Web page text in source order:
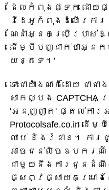
ដែលកំពុងផ្ទុក ដោយ
វីដេអូកំពុងដំណើរកា
ណែនាំអ្នកប្រើប្រាស់
ដើម្បីបញ្ជាក់ថាអ្ន
យន្តទេ។'
ទោះជាយ៉ាងណាក៏ដោយ ជាជ
សាកល្បង
'អនុញ្ញាត' ផ្តល់កា
Protocolsafe.co.in ដ
លាប់ និងរំខាន។ ការ
អាចជន់លិចឧបករណ៍
ជាមួយនឹងការជូនដំណឹ
ផ្សព្វផ្សាយគម្រោង